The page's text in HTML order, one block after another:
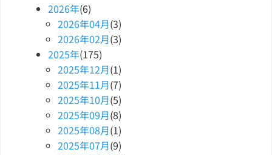
2026年(6)
2026年04月(3)
2026年02月(3)
2025年(175)
2025年12月(1)
2025年11月(7)
2025年10月(5)
2025年09月(8)
2025年08月(1)
2025年07月(9)